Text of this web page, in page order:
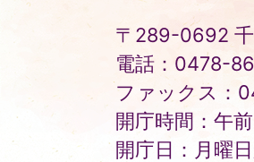
〒289-0692
電話：0478-
ファックス：
開庁時間：午
開庁日：月曜